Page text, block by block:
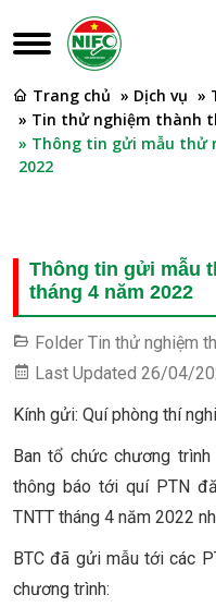
Trang chủ » Dịch vụ »
» Tin thử nghiệm thành
» Thông tin gửi mẫu thử
2022
Thông tin gửi mẫu
tháng 4 năm 2022
Folder Tin thử nghiệm
Last Updated 26/04/
Kính gửi: Quí phòng thí
Ban tổ chức chương
thông báo tới quí PTN
TNTT tháng 4 năm 2022
BTC đã gửi mẫu tới các
chương trình: